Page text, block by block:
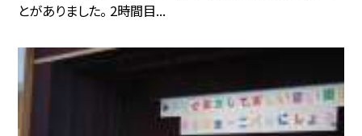
とがありました。 2時間目...